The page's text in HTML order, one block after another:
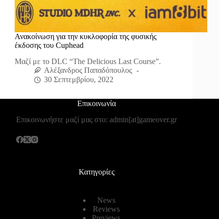
Ανακοίνωση για την κυκλοφορία της φυσικής
έκδοσης του Cuphead
Μαζί με το DLC “The Delicious Last Course”.
Αλέξανδρος Παπαδόπουλος
30 Σεπτεμβρίου, 2022
Επικοινωνία
Επικοινωνήστε μαζί μας στο: admin[at]gameover.gr
Κατηγορίες
News
Reviews